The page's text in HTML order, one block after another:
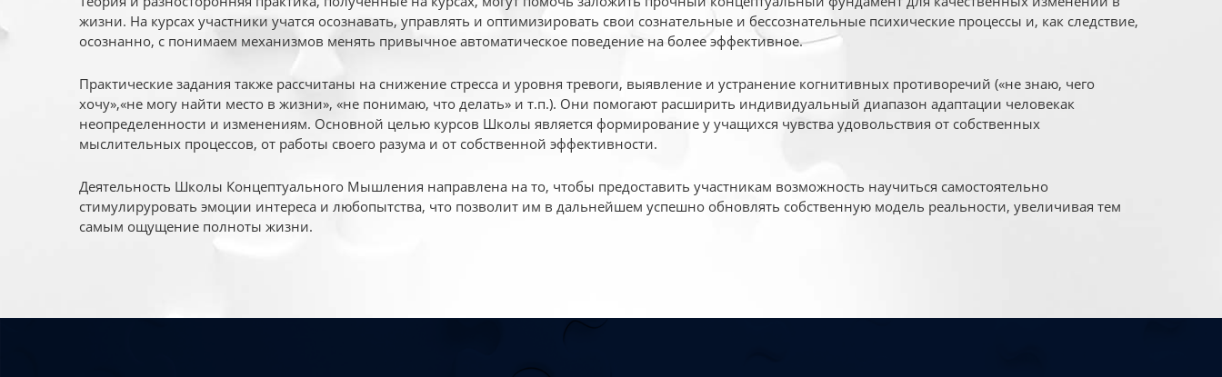
жизни. На курсах участники учатся осознавать, управлять и оптимизировать свои сознательные и бессознательные психические процессы и, как следствие,
осознанно, с понимаем механизмов менять привычное автоматическое поведение на более эффективное.
Практические задания также рассчитаны на снижение стресса и уровня тревоги, выявление и устранение когнитивных противоречий («не знаю, чего
хочу»,«не могу найти место в жизни», «не понимаю, что делать» и т.п.). Они помогают расширить индивидуальный диапазон адаптации человекак
неопределенности и изменениям. Основной целью курсов Школы является формирование у учащихся чувства удовольствия от собственных
мыслительных процессов, от работы своего разума и от собственной эффективности.
Деятельность Школы Концептуального Мышления направлена на то, чтобы предоставить участникам возможность научиться самостоятельно
стимулируровать эмоции интереса и любопытства, что позволит им в дальнейшем успешно обновлять собственную модель реальности, увеличивая тем
самым ощущение полноты жизни.